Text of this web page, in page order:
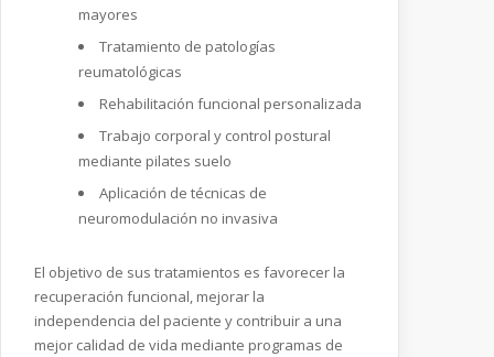
mayores
Tratamiento de patologías
reumatológicas
Rehabilitación funcional personalizada
Trabajo corporal y control postural
mediante pilates suelo
Aplicación de técnicas de
neuromodulación no invasiva
El objetivo de sus tratamientos es favorecer la
recuperación funcional, mejorar la
independencia del paciente y contribuir a una
mejor calidad de vida mediante programas de